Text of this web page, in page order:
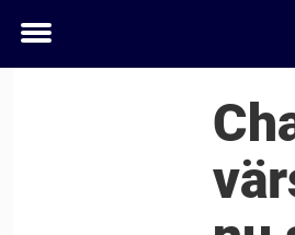
Toggle